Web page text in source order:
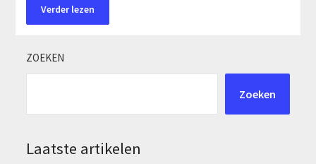
Verder lezen
ZOEKEN
Zoeken
Laatste artikelen